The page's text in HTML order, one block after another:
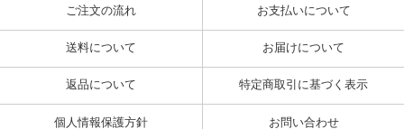
ご注文の流れ お支払いについて
送料について お届けについて
返品について 特定商取引に基づく表示
個人情報保護方針 お問い合わせ